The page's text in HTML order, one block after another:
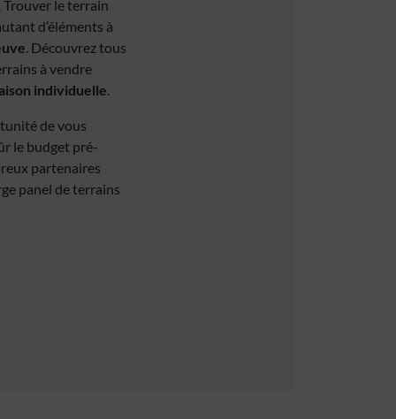
Trouver le terrain
d’éléments à
. Découvrez tous
à vendre
individuelle.
de vous
le budget pré-
partenaires
panel de terrains